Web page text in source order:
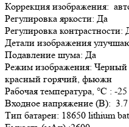
Коррекция изображения:
Регулировка яркости: Да
Регулировка контрастности:
Детали изображения
Подавление шума: Да
Режим изображения: Черный
красный горячий, фьюжн
Рабочая температура, °С : -
Входное напряжение (В):
Тип батареи: 18650 lithium